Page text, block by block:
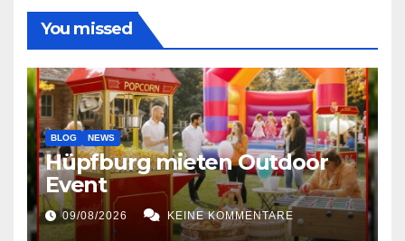
You missed
BLOG NEWS
Hüpfburg mieten Outdoor
Event
09/08/2026 KEINE KOMMENTARE